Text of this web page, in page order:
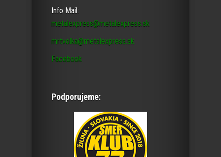
Info Mail:
metalexpress@metalexpress.sk
mrtvolka@metalexpress.sk
Facebook
Podporujeme: